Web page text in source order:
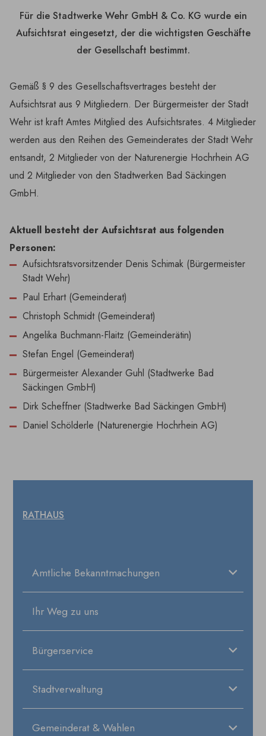
Für die Stadtwerke Wehr GmbH & Co. KG wurde ein
Aufsichtsrat eingesetzt, der die wichtigsten Geschäfte
der Gesellschaft bestimmt.
Gemäß § 9 des Gesellschaftsvertrages besteht der
Aufsichtsrat aus 9 Mitgliedern. Der Bürgermeister der Stadt
Wehr ist kraft Amtes Mitglied des Aufsichtsrates. 4 Mitglieder
werden aus den Reihen des Gemeinderates der Stadt Wehr
entsandt, 2 Mitglieder von der Naturenergie Hochrhein AG
und 2 Mitglieder von den Stadtwerken Bad Säckingen
GmbH.
Aktuell besteht der Aufsichtsrat aus folgenden
Personen:
Aufsichtsratsvorsitzender Denis Schimak (Bürgermeister
Stadt Wehr)
Paul Erhart (Gemeinderat)
Christoph Schmidt (Gemeinderat)
Angelika Buchmann-Flaitz (Gemeinderätin)
Stefan Engel (Gemeinderat)
Bürgermeister Alexander Guhl (Stadtwerke Bad
Säckingen GmbH)
Dirk Scheffner (Stadtwerke Bad Säckingen GmbH)
Daniel Schölderle (Naturenergie Hochrhein AG)
RATHAUS
Amtliche Bekanntmachungen
Ihr Weg zu uns
Bürgerservice
Stadtverwaltung
Gemeinderat & Wahlen